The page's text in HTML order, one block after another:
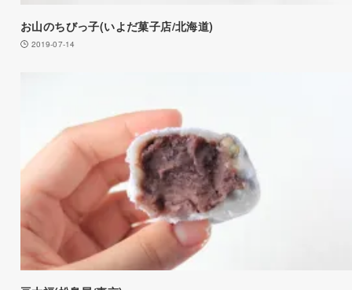
お山のちびっ子(いよだ菓子店/北海道)
2019-07-14